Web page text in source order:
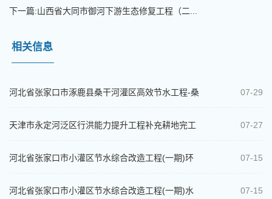
下一篇:山西省大同市御河下游生态修复工程（二...
相关信息
河北省张家口市涿鹿县桑干河灌区高效节水工程-桑
07-29
天津市永定河泛区行洪能力提升工程补充耕地完工
07-27
河北省张家口市小灌区节水综合改造工程(一期)环
07-15
河北省张家口市小灌区节水综合改造工程(一期)水
07-15